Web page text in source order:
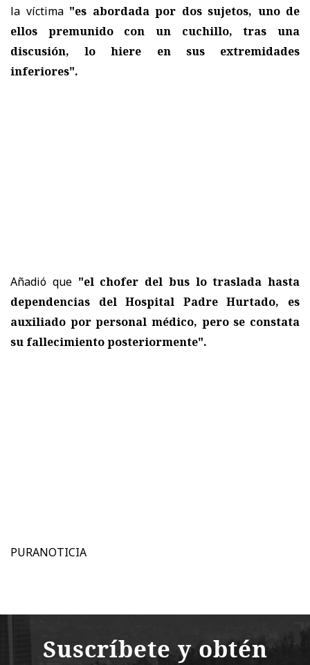
la víctima "es abordada por dos sujetos, uno de
ellos premunido con un cuchillo, tras una
discusión, lo hiere en sus extremidades
inferiores".
Añadió que "el chofer del bus lo traslada hasta
dependencias del Hospital Padre Hurtado, es
auxiliado por personal médico, pero se constata
su fallecimiento posteriormente".
PURANOTICIA